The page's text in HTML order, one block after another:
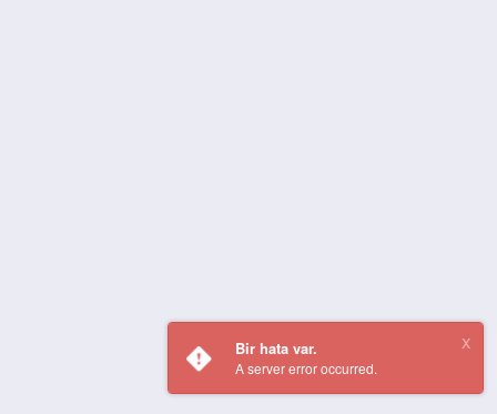
Bir hata var.
A server error occurred.